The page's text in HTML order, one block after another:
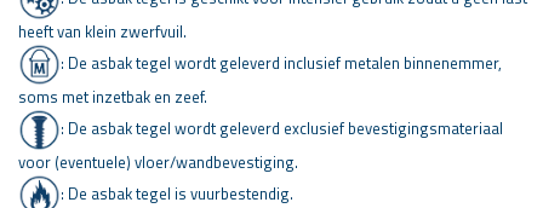
heeft van klein zwerfvuil.
: De asbak tegel wordt geleverd inclusief metalen binnenemmer,
soms met inzetbak en zeef.
: De asbak tegel wordt geleverd exclusief bevestigingsmateriaal
voor (eventuele) vloer/wandbevestiging.
: De asbak tegel is vuurbestendig.